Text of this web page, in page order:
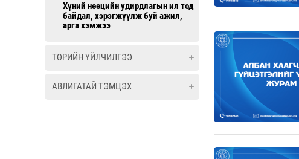
Хүний нөөцийн удирдлагын ил тод
байдал, хэрэгжүүлж буй ажил,
арга хэмжээ
ТӨРИЙН ҮЙЛЧИЛГЭЭ
АВЛИГАТАЙ ТЭМЦЭХ